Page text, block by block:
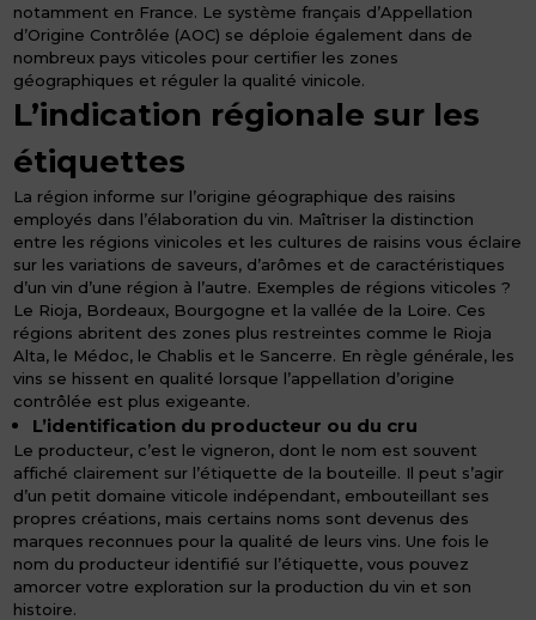
notamment en France. Le système français d’Appellation
d’Origine Contrôlée (AOC) se déploie également dans de
nombreux pays viticoles pour certifier les zones
géographiques et réguler la qualité vinicole.
L’indication régionale sur les
étiquettes
La région informe sur l’origine géographique des raisins
employés dans l’élaboration du vin. Maîtriser la distinction
entre les régions vinicoles et les cultures de raisins vous éclaire
sur les variations de saveurs, d’arômes et de caractéristiques
d’un vin d’une région à l’autre. Exemples de régions viticoles ?
Le Rioja, Bordeaux, Bourgogne et la vallée de la Loire. Ces
régions abritent des zones plus restreintes comme le Rioja
Alta, le Médoc, le Chablis et le Sancerre. En règle générale, les
vins se hissent en qualité lorsque l’appellation d’origine
contrôlée est plus exigeante.
L’identification du producteur ou du cru
Le producteur, c’est le vigneron, dont le nom est souvent
affiché clairement sur l’étiquette de la bouteille. Il peut s’agir
d’un petit domaine viticole indépendant, embouteillant ses
propres créations, mais certains noms sont devenus des
marques reconnues pour la qualité de leurs vins. Une fois le
nom du producteur identifié sur l’étiquette, vous pouvez
amorcer votre exploration sur la production du vin et son
histoire.